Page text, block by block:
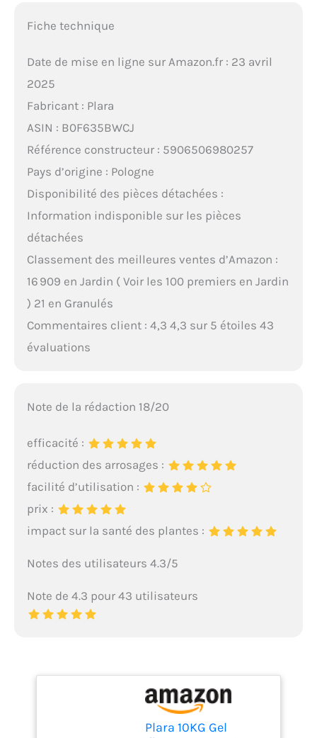
Fiche technique
Date de mise en ligne sur Amazon.fr : 23 avril
2025
Fabricant : Plara
ASIN : B0F635BWCJ
Référence constructeur : 5906506980257
Pays d’origine : Pologne
Disponibilité des pièces détachées :
Information indisponible sur les pièces
détachées
Classement des meilleures ventes d’Amazon :
16 909 en Jardin ( Voir les 100 premiers en Jardin
) 21 en Granulés
Commentaires client : 4,3 4,3 sur 5 étoiles 43
évaluations
Note de la rédaction 18/20
efficacité :
réduction des arrosages :
facilité d’utilisation :
prix :
impact sur la santé des plantes :
Notes des utilisateurs 4.3/5
Note de 4.3 pour 43 utilisateurs
Plara 10KG Gel